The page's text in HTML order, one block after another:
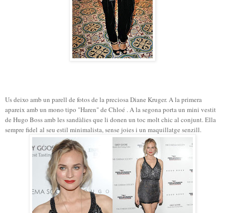
Us deixo amb un parell de fotos de la preciosa Diane Kruger. A la primera
apareix amb un mono tipo "Haren" de Chloé . A la segona porta un mini vestit
de Hugo Boss amb les sandàlies que li donen un toc molt chic al conjunt. Ella
sempre fidel al seu estil minimalista, sense joies i un maquillatge senzill.